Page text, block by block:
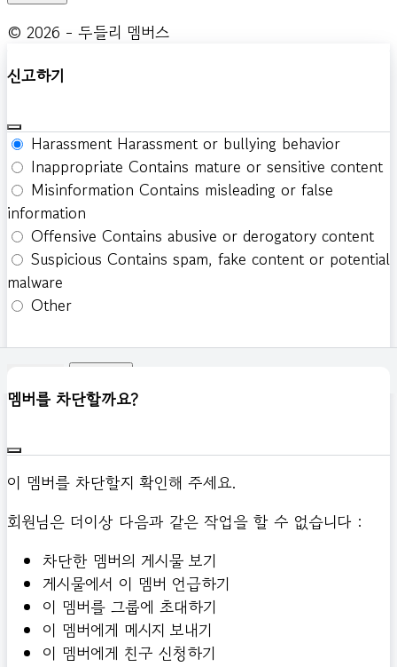
© 2026 - 두들리 멤버스
신고하기
Harassment Harassment or bullying behavior
Inappropriate Contains mature or sensitive content
Misinformation Contains misleading or false
information
Offensive Contains abusive or derogatory content
Suspicious Contains spam, fake content or potential
malware
Other
멤버를 차단할까요?
이 멤버를 차단할지 확인해 주세요.
회원님은 더이상 다음과 같은 작업을 할 수 없습니다 :
차단한 멤버의 게시물 보기
게시물에서 이 멤버 언급하기
이 멤버를 그룹에 초대하기
이 멤버에게 메시지 보내기
이 멤버에게 친구 신청하기